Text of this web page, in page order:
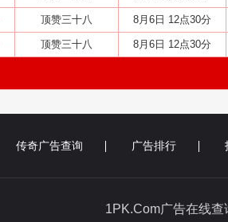
顶赞三十八 8月6日 12点30分
顶赞三十八 8月6日 12点30分
传奇广告查询 广告排行
1PK.Com广告在